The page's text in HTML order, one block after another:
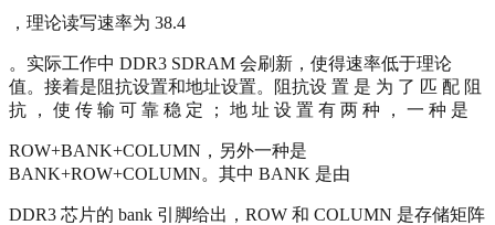
，理论读写速率为 38.4
。实际工作中 DDR3 SDRAM 会刷新，使得速率低于理论
值。接着是阻抗设置和地址设置。阻抗设 置 是 为 了 匹 配 阻
抗 ， 使 传 输 可 靠 稳 定 ； 地 址 设 置 有 两 种 ， 一 种 是
ROW+BANK+COLUMN，另外一种是
BANK+ROW+COLUMN。其中 BANK 是由
DDR3 芯片的 bank 引脚给出，ROW 和 COLUMN 是存储矩阵